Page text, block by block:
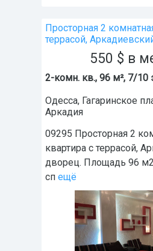
Просторная 2
террасой,
550 $ в
2-комн. кв., 96 м², 7/10
Одесса, Гагаринское
Аркадия
09295 Просторная 2
квартира с террасой,
дворец. Площадь 96
сп ещё